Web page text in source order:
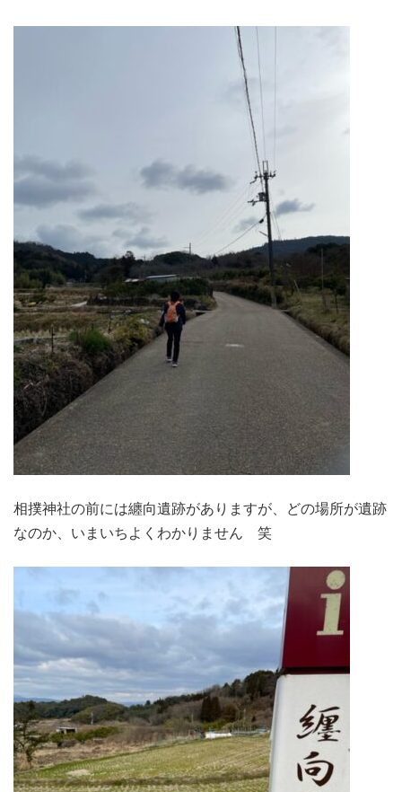
相撲神社の前には纏向遺跡がありますが、どの場所が遺跡
なのか、いまいちよくわかりません 笑